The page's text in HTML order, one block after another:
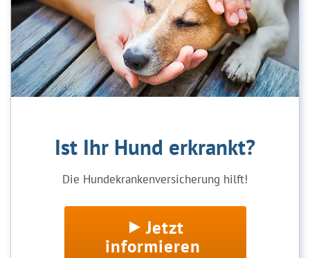
Ist Ihr Hund erkrankt?
Die Hundekrankenversicherung hilft!
Jetzt
informieren